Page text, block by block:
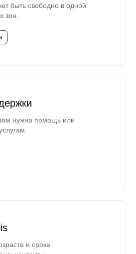
быть свободно в одной
зон.
нужна помощь или
и сроке